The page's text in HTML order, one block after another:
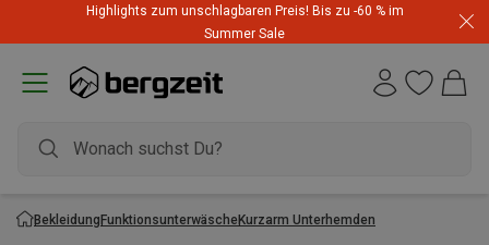
Highlights zum unschlagbaren Preis! Bis zu -60 % im
Summer Sale
BekleidungFunktionsunterwäscheKurzarm Unterhemden